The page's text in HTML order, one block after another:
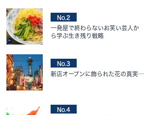
No.2
一発屋で終わらないお笑い芸人か
ら学ぶ生き残り戦略
No.3
新店オープンに飾られた花の真実…
No.4